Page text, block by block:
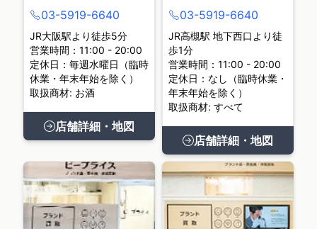
03-5919-6640
JR大阪駅より徒歩5分
営業時間：11:00 - 20:00
定休日：毎週水曜日（臨時
休業・年末年始を除く）
取扱商材: お酒
店舗詳細・地図
03-5919-6640
JR高槻駅 地下西口より徒
歩1分
営業時間：11:00 - 20:00
定休日：なし（臨時休業・
年末年始を除く）
取扱商材: すべて
店舗詳細・地図